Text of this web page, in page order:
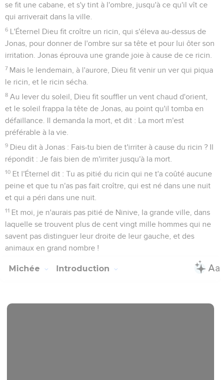
se fit une cabane, et s'y tint à l'ombre, jusqu'à ce qu'il vît ce
qui arriverait dans la ville.
6 L'Éternel Dieu fit croître un ricin, qui s'éleva au-dessus de
Jonas, pour donner de l'ombre sur sa tête et pour lui ôter son
irritation. Jonas éprouva une grande joie à cause de ce ricin.
7 Mais le lendemain, à l'aurore, Dieu fit venir un ver qui piqua
le ricin, et le ricin sécha.
8 Au lever du soleil, Dieu fit souffler un vent chaud d'orient,
et le soleil frappa la tête de Jonas, au point qu'il tomba en
défaillance. Il demanda la mort, et dit : La mort m'est
préférable à la vie.
9 Dieu dit à Jonas : Fais-tu bien de t'irriter à cause du ricin ? Il
répondit : Je fais bien de m'irriter jusqu'à la mort.
10 Et l'Éternel dit : Tu as pitié du ricin qui ne t'a coûté aucune
peine et que tu n'as pas fait croître, qui est né dans une nuit
et qui a péri dans une nuit.
11 Et moi, je n'aurais pas pitié de Ninive, la grande ville, dans
laquelle se trouvent plus de cent vingt mille hommes qui ne
savent pas distinguer leur droite de leur gauche, et des
animaux en grand nombre !
Michée Introduction